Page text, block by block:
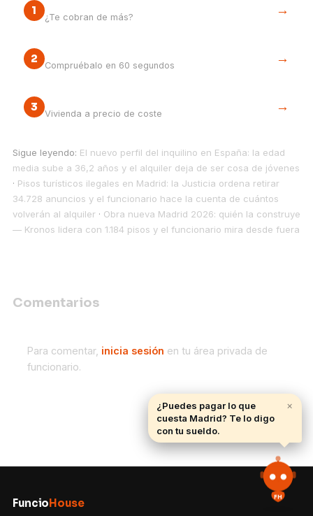
FH
×
¿Puedes pagar lo que
cuesta Madrid? Te lo digo
con tu sueldo.
1
¿Te cobran de más? →
2
Compruébalo en 60 segundos →
3
Vivienda a precio de coste →
Sigue leyendo: El nuevo perfil del inquilino en España: la edad
media sube a 36,2 años y el alquiler deja de ser cosa de jóvenes
· Pisos turísticos ilegales en Madrid: la Justicia ordena retirar
34.728 anuncios y el funcionario hace la cuenta de cuántos
volverán al alquiler· Obra nueva Madrid 2026: quién la construye
— Kronos lidera con 1.184 pisos y el funcionario mira desde fuera
Comentarios
Para comentar, inicia sesión en tu área privada de
funcionario.
Funcio House